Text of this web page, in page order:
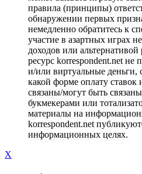
правила (принципы)
обнаружении первых
немедленно обратитесь к
участие в азартных играх
доходов или
ресурс korrespondent.net не
и/или виртуальные деньги,
какой форме оплату
связаны/могут быть
букмекерами или
материалы на
korrespondent.net
информационных целях.
X